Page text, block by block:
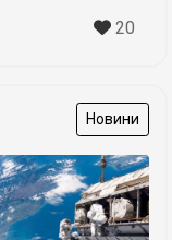
20
Новини